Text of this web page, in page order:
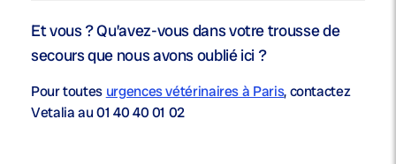
Et vous ? Qu’avez-vous dans votre trousse de
secours que nous avons oublié ici ?
Pour toutes urgences vétérinaires à Paris, contactez
Vetalia au 01 40 40 01 02